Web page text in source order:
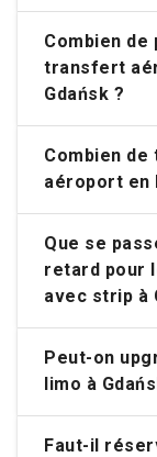
Combien
transfert
Gdańsk ?
Combien
aéroport en
Que se
retard pour
avec strip à
Peut-on
limo à
Faut-il